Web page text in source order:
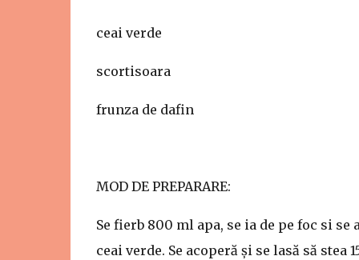
ceai verde
scortisoara
frunza de dafin
MOD DE PREPARARE:
Se fierb 800 ml apa, se ia de pe foc si
ceai verde. Se acoperă și se lasă să stea